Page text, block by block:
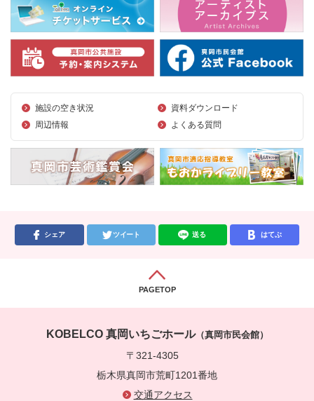
施設の空き状況
資料ダウンロード
周辺情報
よくある質問
シェア ツイート 送る はてぶ
PAGETOP
KOBELCO 真岡いちごホール（真岡市民会館）
〒321-4305
栃木県真岡市荒町1201番地
交通アクセス